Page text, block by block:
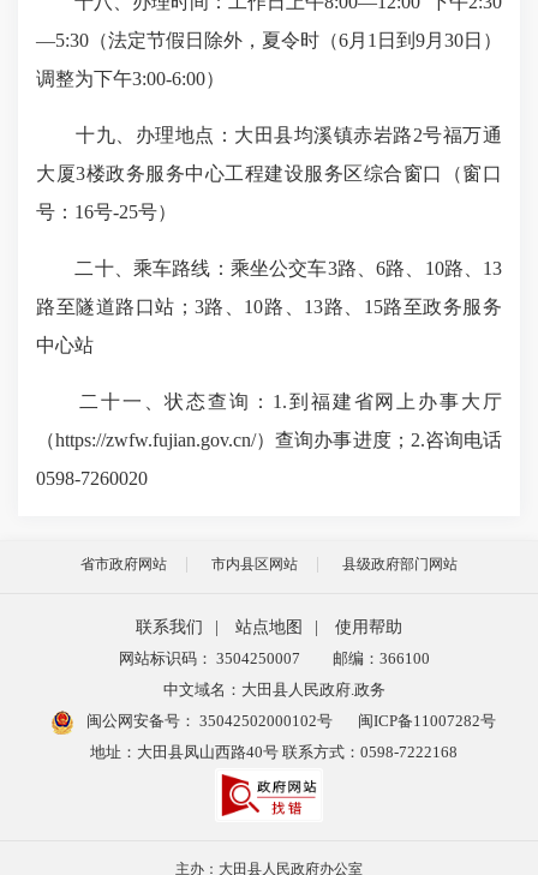
—5:30（法定节假日除外，夏令时（6月1日到9月30日）
调整为下午3:00-6:00）
十九、办理地点 ：大田县均溪镇赤岩路2号福万通
大厦3楼政务服务中心工程建设服务区综合窗口（窗口
号：16号-25号）
二十、乘车路线 ： 乘坐公交车3路、6路、10路、13
路至隧道路口站；3路、10路、13路、15路至政务服务
中心站
二十一、状态查询 ：1.到福建省网上办事大厅
（https://zwfw.fujian.gov.cn/）查询办事进度；2.咨询电话
0598-7260020
省市政府网站 市内县区网站 县级政府部门网站
联系我们 站点地图
使用帮助
网站标识码： 3504250007
邮编：366100
中文域名：大田县人民政府.政务
闽公网安备号： 35042502000102号
闽ICP备11007282号
地址：大田县凤山西路40号 联系方式：0598-7222168
主办：大田县人民政府办公室